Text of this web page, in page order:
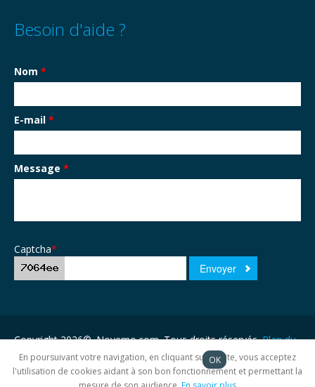
Besoin d'aide ?
Nom *
E-mail *
Message *
Captcha*
Copyright 2026©. Novemo.com. Tous droits réservés.Plan du
site
En poursuivant votre navigation, en cliquant sur ce site, vous acceptez
l'utilisation de cookies aidant à son bon fonctionnement et permettant la
OK